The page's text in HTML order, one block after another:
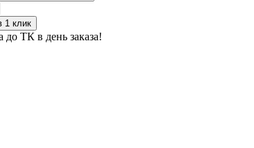
1 клик
до ТК в день заказа!